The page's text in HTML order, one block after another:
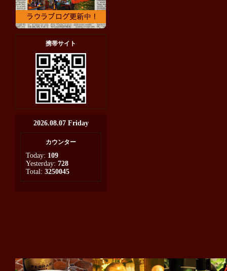
携帯サイト
2026.08.07 Friday
カウンター
Today: 109
Yesterday: 728
Total: 3250045